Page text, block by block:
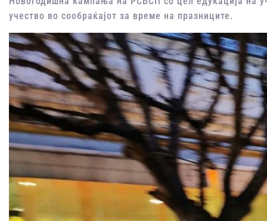
учество во сообраќајот за време на празниците.